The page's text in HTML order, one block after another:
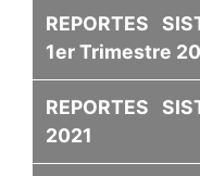
REPORTES
1er Trimestre
REPORTES
2021